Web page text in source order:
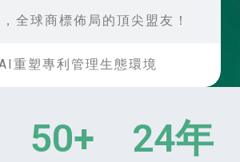
全球商標佈局的頂尖盟友！
重塑專利管理生態環境
50+ 24年